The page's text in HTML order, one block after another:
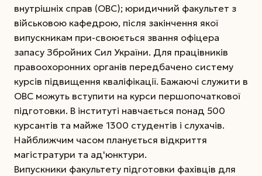
внутрішніх справ (ОВС); юридичний факультет з
військовою кафедрою, після закінчення якої
випускникам при-своюється звання офіцера
запасу Збройних Сил України. Для працівників
правоохоронних органів передбачено систему
курсів підвищення кваліфікації. Бажаючі служити в
ОВС можуть вступити на курси першопочаткової
підготовки. В інституті навчається понад 500
курсантів та майже 1300 студентів і слухачів.
Найближчим часом планується відкриття
магістратури та ад'юнктури.
Випускники факультету підготовки фахівців для